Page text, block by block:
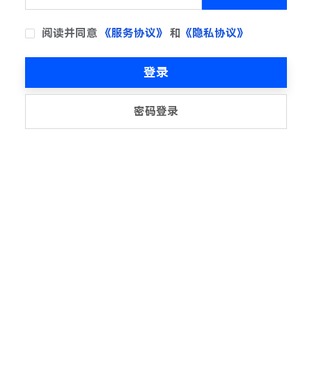
阅读并同意 《服务协议》 和 《隐私协议》
登录
密码登录